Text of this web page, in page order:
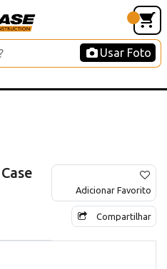
Usar Foto
Adicionar Favorito
Compartilhar